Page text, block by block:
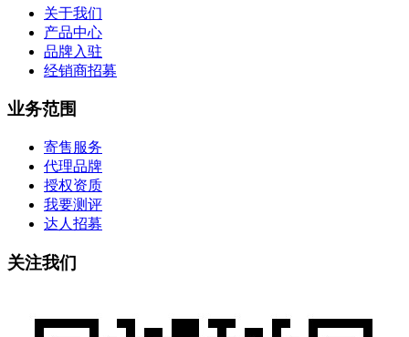
关于我们
产品中心
品牌入驻
经销商招募
业务范围
寄售服务
代理品牌
授权资质
我要测评
达人招募
关注我们